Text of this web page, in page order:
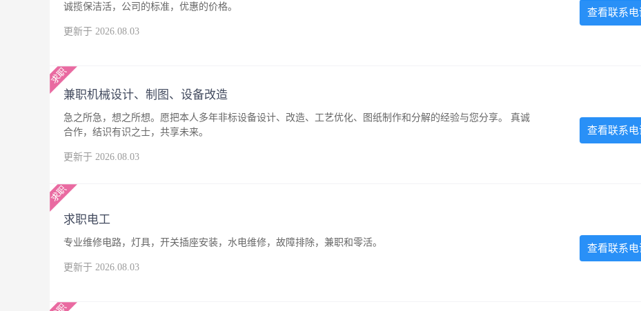
诚揽保洁活，公司的标准，优惠的价格。
更新于 2026.08.03
查看联系电
兼职机械设计、制图、设备改造
急之所急，想之所想。愿把本人多年非标设备设计、改造、工艺优化、图纸制作和分解的经验与您分享。 真诚
合作，结识有识之士，共享未来。
更新于 2026.08.03
查看联系电
求职电工
专业维修电路，灯具，开关插座安装，水电维修，故障排除，兼职和零活。
更新于 2026.08.03
查看联系电